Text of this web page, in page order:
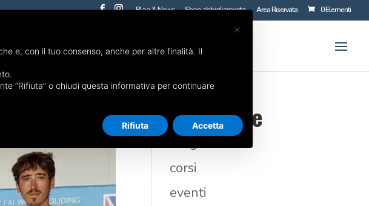
Blog & News Shop abbigliamento Area Riservata 0 Elementi
Categorie
blog
corsi
eventi
×
e, con il tuo consenso, anche per altre finalità. Il
“Rifiuta” o chiudi questa informativa per continuare
Rifiuta Accetta